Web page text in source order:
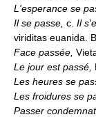
L'esperance se
Il se passe, c. Il
viriditas euanida.
Face passée,
Le jour est passé,
Les heures se
Les froidures se
Passer